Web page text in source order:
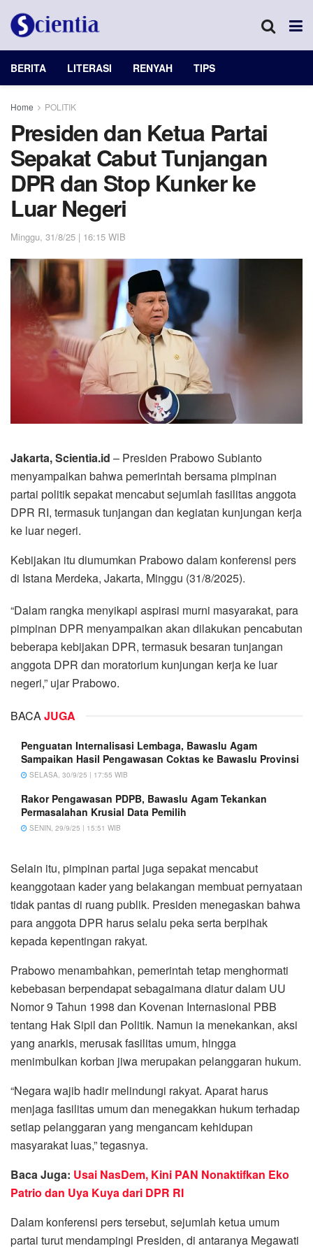
BERITA LITERASI RENYAH TIPS
Home POLITIK
Presiden dan Ketua Partai
Sepakat Cabut Tunjangan
DPR dan Stop Kunker ke
Luar Negeri
Minggu, 31/8/25 | 16:15 WIB
Jakarta, Scientia.id – Presiden Prabowo Subianto
menyampaikan bahwa pemerintah bersama pimpinan
partai politik sepakat mencabut sejumlah fasilitas anggota
DPR RI, termasuk tunjangan dan kegiatan kunjungan kerja
ke luar negeri.
Kebijakan itu diumumkan Prabowo dalam konferensi pers
di Istana Merdeka, Jakarta, Minggu (31/8/2025).
“Dalam rangka menyikapi aspirasi murni masyarakat, para
pimpinan DPR menyampaikan akan dilakukan pencabutan
beberapa kebijakan DPR, termasuk besaran tunjangan
anggota DPR dan moratorium kunjungan kerja ke luar
negeri,” ujar Prabowo.
BACA JUGA
Penguatan Internalisasi Lembaga, Bawaslu Agam
Sampaikan Hasil Pengawasan Coktas ke Bawaslu Provinsi
SELASA, 30/9/25 | 17:55 WIB
Rakor Pengawasan PDPB, Bawaslu Agam Tekankan
Permasalahan Krusial Data Pemilih
SENIN, 29/9/25 | 15:51 WIB
Selain itu, pimpinan partai juga sepakat mencabut
keanggotaan kader yang belakangan membuat pernyataan
tidak pantas di ruang publik. Presiden menegaskan bahwa
para anggota DPR harus selalu peka serta berpihak
kepada kepentingan rakyat.
Prabowo menambahkan, pemerintah tetap menghormati
kebebasan berpendapat sebagaimana diatur dalam UU
Nomor 9 Tahun 1998 dan Kovenan Internasional PBB
tentang Hak Sipil dan Politik. Namun ia menekankan, aksi
yang anarkis, merusak fasilitas umum, hingga
menimbulkan korban jiwa merupakan pelanggaran hukum.
“Negara wajib hadir melindungi rakyat. Aparat harus
menjaga fasilitas umum dan menegakkan hukum terhadap
setiap pelanggaran yang mengancam kehidupan
masyarakat luas,” tegasnya.
Baca Juga: Usai NasDem, Kini PAN Nonaktifkan Eko
Patrio dan Uya Kuya dari DPR RI
Dalam konferensi pers tersebut, sejumlah ketua umum
partai turut mendampingi Presiden, di antaranya Megawati